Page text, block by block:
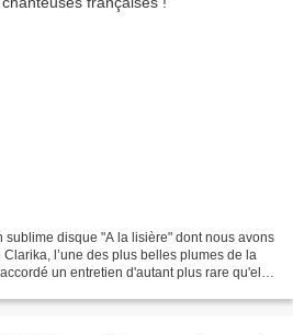
sublime disque "A la lisière" dont nous avons
l’une des plus belles plumes de la
un entretien d'autant plus rare qu'elle